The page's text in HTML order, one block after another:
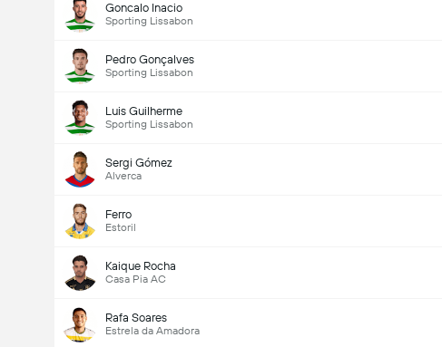
Goncalo Inacio
Sporting Lissabon
Pedro Gonçalves
Sporting Lissabon
Luis Guilherme
Sporting Lissabon
Sergi Gómez
Alverca
Ferro
Estoril
Kaique Rocha
Casa Pia AC
Rafa Soares
Estrela da Amadora